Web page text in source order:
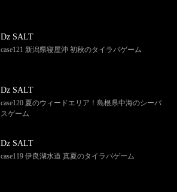
Dz SALT
case121 新潟県寝屋沖 初秋のタイラバゲーム
Dz SALT
case120 夏のウィードエリア！島根県中海のシーバ
スゲーム
Dz SALT
case119 伊良湖水道 真夏のタイラバゲーム